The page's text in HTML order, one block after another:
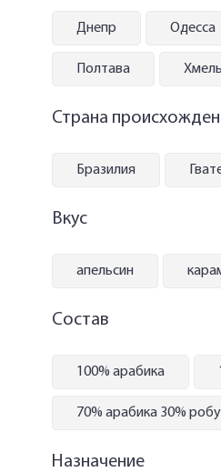
Кофе без кофеина
Кофе органический
Кофе в зернах 1000
Днепр Одесса
Полтава
Страна
Бразилия
Вкус
апельсин
Состав
100% арабика
70% арабика 30%
Назначение